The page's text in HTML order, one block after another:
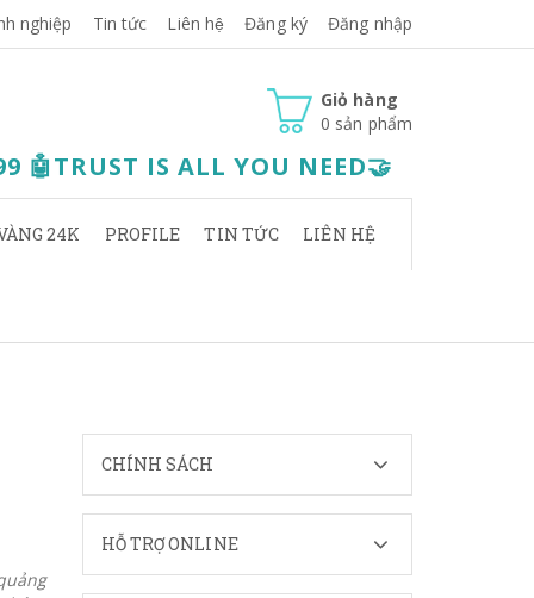
nghiệp Tin tức Liên hệ Đăng ký Đăng nhập
Giỏ hàng
0 sản phẩm
🤖TRUST IS ALL YOU NEED🤝
24K PROFILE TIN TỨC LIÊN HỆ
CHÍNH SÁCH
HỖ TRỢ ONLINE